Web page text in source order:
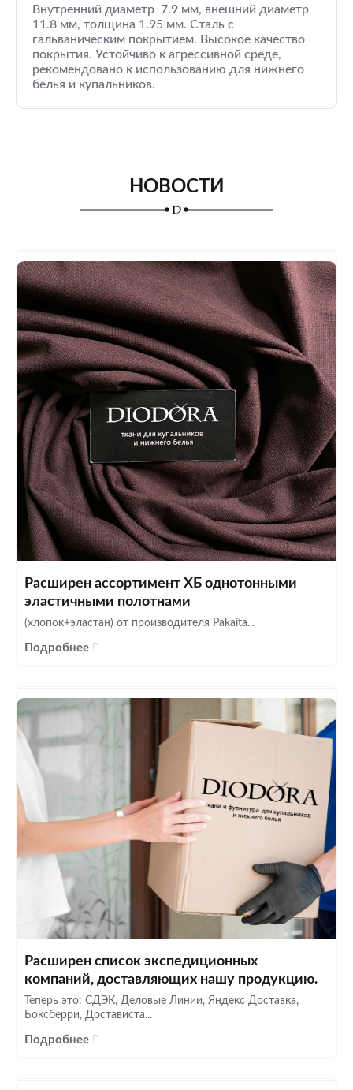
Внутренний диаметр 7.9 мм, внешний диаметр
11.8 мм, толщина 1.95 мм. Сталь с
гальваническим покрытием. Высокое качество
покрытия. Устойчиво к агрессивной среде,
рекомендовано к использованию для нижнего
белья и купальников.
НОВОСТИ
Расширен ассортимент ХБ однотонными
эластичными полотнами
(хлопок+эластан) от производителя Pakaita...
Подробнее
Расширен список экспедиционных
компаний, доставляющих нашу продукцию.
Теперь это: СДЭК, Деловые Линии, Яндекс Доставка,
Боксберри, Достависта...
Подробнее